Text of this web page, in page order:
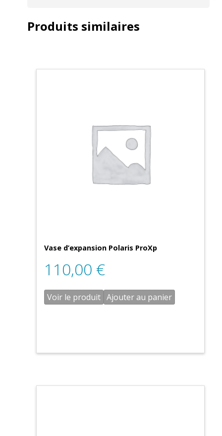
Produits similaires
Vase d’expansion Polaris ProXp
110,00 €
Voir le produit Ajouter au panier